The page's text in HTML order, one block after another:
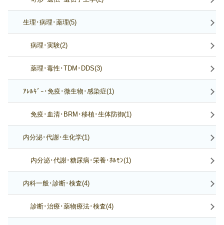
生理･病理･薬理(5)
病理･実験(2)
薬理･毒性･TDM･DDS(3)
ｱﾚﾙｷﾞｰ･免疫･微生物･感染症(1)
免疫･血清･BRM･移植･生体防御(1)
内分泌･代謝･生化学(1)
内分泌･代謝･糖尿病･栄養･ﾎﾙﾓﾝ(1)
内科一般･診断･検査(4)
診断･治療･薬物療法･検査(4)